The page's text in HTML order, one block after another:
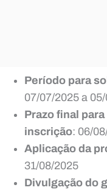
Período para
07/07/2025 a
Prazo final
inscrição: 06/
Aplicação da
31/08/2025
Divulgação do